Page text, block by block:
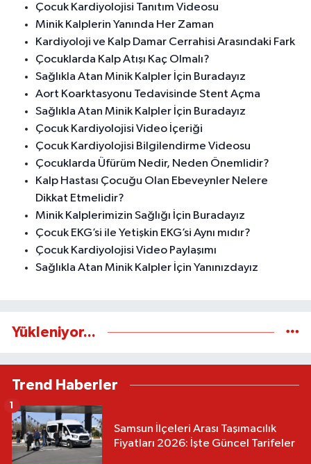
Çocuk Kardiyolojisi Tanıtım Videosu
Minik Kalplerin Yanında Her Zaman
Kardiyoloji ve Kalp Damar Cerrahisi Arasındaki Fark
Çocuklarda Kalp Atışı Kaç Olmalı?
Sağlıkla Atan Minik Kalpler İçin Buradayız
Aort Koarktasyonu Tedavisinde Stent Açma
Sağlıkla Atan Minik Kalpler İçin Buradayız
Çocuk Kardiyolojisi Video İçeriği
Çocuk Kardiyolojisi Bilgilendirme Videosu
Çocuklarda Üfürüm Nedir, Neden Önemlidir?
Kalp Hastası Çocuğu Olan Ebeveynler Nelere
Dikkat Etmelidir?
Minik Kalplerimizin Sağlığı İçin Buradayız
Çocuk EKG’si ile Yetişkin EKG’si Aynı mıdır?
Çocuk Kardiyolojisi Video Paylaşımı
Sağlıkla Atan Minik Kalpler İçin Yanınızdayız
Yükleniyor...
Trend Haberler
Samsun İlçeleri Arası Taşımacılık
Fiyatları 2026: İşte Güncel Tarifeler
1